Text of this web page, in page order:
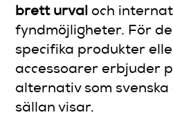
brett urval och
fyndmöjligheter. För
specifika produkter
accessoarer erbjuder
alternativ som
sällan visar.